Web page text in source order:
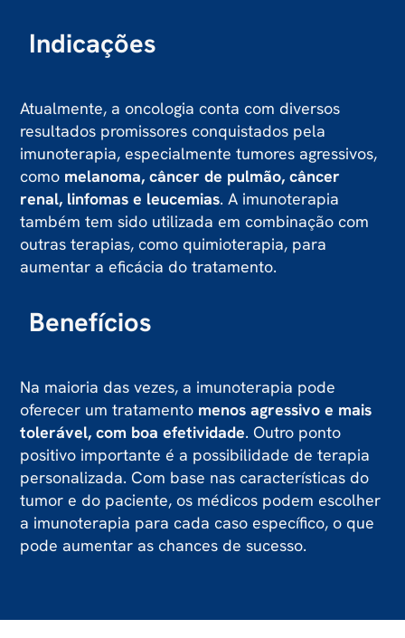
Indicações
Atualmente, a oncologia conta com diversos
resultados promissores conquistados pela
imunoterapia, especialmente tumores agressivos,
como melanoma, câncer de pulmão, câncer
renal, linfomas e leucemias. A imunoterapia
também tem sido utilizada em combinação com
outras terapias, como quimioterapia, para
aumentar a eficácia do tratamento.
Benefícios
Na maioria das vezes, a imunoterapia pode
oferecer um tratamento menos agressivo e mais
tolerável, com boa efetividade. Outro ponto
positivo importante é a possibilidade de terapia
personalizada. Com base nas características do
tumor e do paciente, os médicos podem escolher
a imunoterapia para cada caso específico, o que
pode aumentar as chances de sucesso.